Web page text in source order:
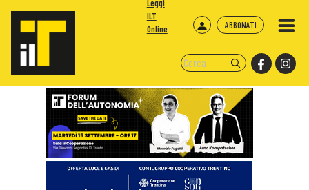
ABBONATI
Leggi
ILT
Online